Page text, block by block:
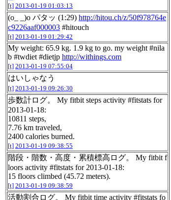
[t] 2013-01-19 01:03:13
(o_ _)o パタッ (1:29) http://hitou.ch/z/50f978764e
c9226aaf000003 #hitouch
[t] 2013-01-19 01:29:42
My weight: 65.9 kg. 1.9 kg to go. my weight #nila
b #twdiet #dietjp http://withings.com
[t] 2013-01-19 07:55:04
はいしゃなう
[t] 2013-01-19 09:26:30
歩数計ログ。 My fitbit steps activity #fitstats for
2013-01-18:
10811 steps,
7.76 km traveled,
2400 calories burned.
[t] 2013-01-19 09:38:55
階段・階数・高度・累積標高ログ。 My fitbit f
loors activity #fitstats for 2013-01-18:
15 floors climbed (45.72 meters).
[t] 2013-01-19 09:38:59
活動割合ログ。 My fitbit time activity #fitstats fo